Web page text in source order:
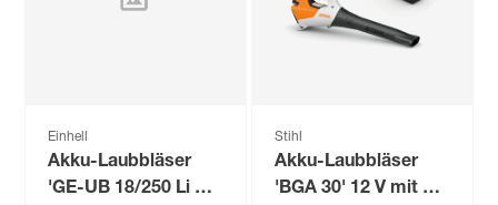
Einhell
Akku-Laubbläser
'GE-UB 18/250 Li E'
Stihl
Akku-Laubbläser
'BGA 30' 12 V mit 2